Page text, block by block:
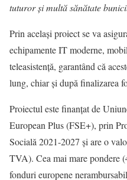
tuturor și multă sănătate
Prin același proiect se va
echipamente IT moderne,
teleasistență, garantând că
lung, chiar și după finalizarea
Proiectul este finanțat de
European Plus (FSE+), prin
Socială 2021-2027 și are o
TVA). Cea mai mare pondere
fonduri europene